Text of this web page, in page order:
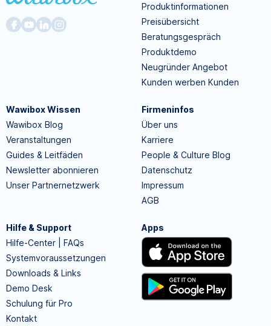
Produktinformationen
Preisübersicht
Beratungsgespräch
Produktdemo
Neugründer Angebot
Kunden werben Kunden
Wawibox Wissen
Wawibox Blog
Veranstaltungen
Guides & Leitfäden
Newsletter abonnieren
Unser Partnernetzwerk
Firmeninfos
Über uns
Karriere
People & Culture Blog
Datenschutz
Impressum
AGB
Hilfe & Support
Hilfe-Center | FAQs
Systemvoraussetzungen
Downloads & Links
Demo Desk
Schulung für Pro
Kontakt
Apps